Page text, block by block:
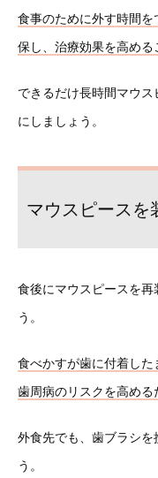
食事のために外す時間
保し、治療効果を高める
できるだけ長時間マウ
にしましょう。
マウスピースを
食後にマウスピースを再
う。
食べかすが歯に付着し
歯周病のリスクを高める
外食先でも、歯ブラシを
う。